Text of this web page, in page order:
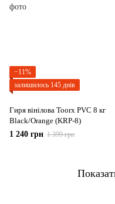
−11%
залишилось 145 днів
Гиря вінілова Toorx PVC 8 кг
Black/Orange (KRP-8)
1 240 грн 1 399 грн